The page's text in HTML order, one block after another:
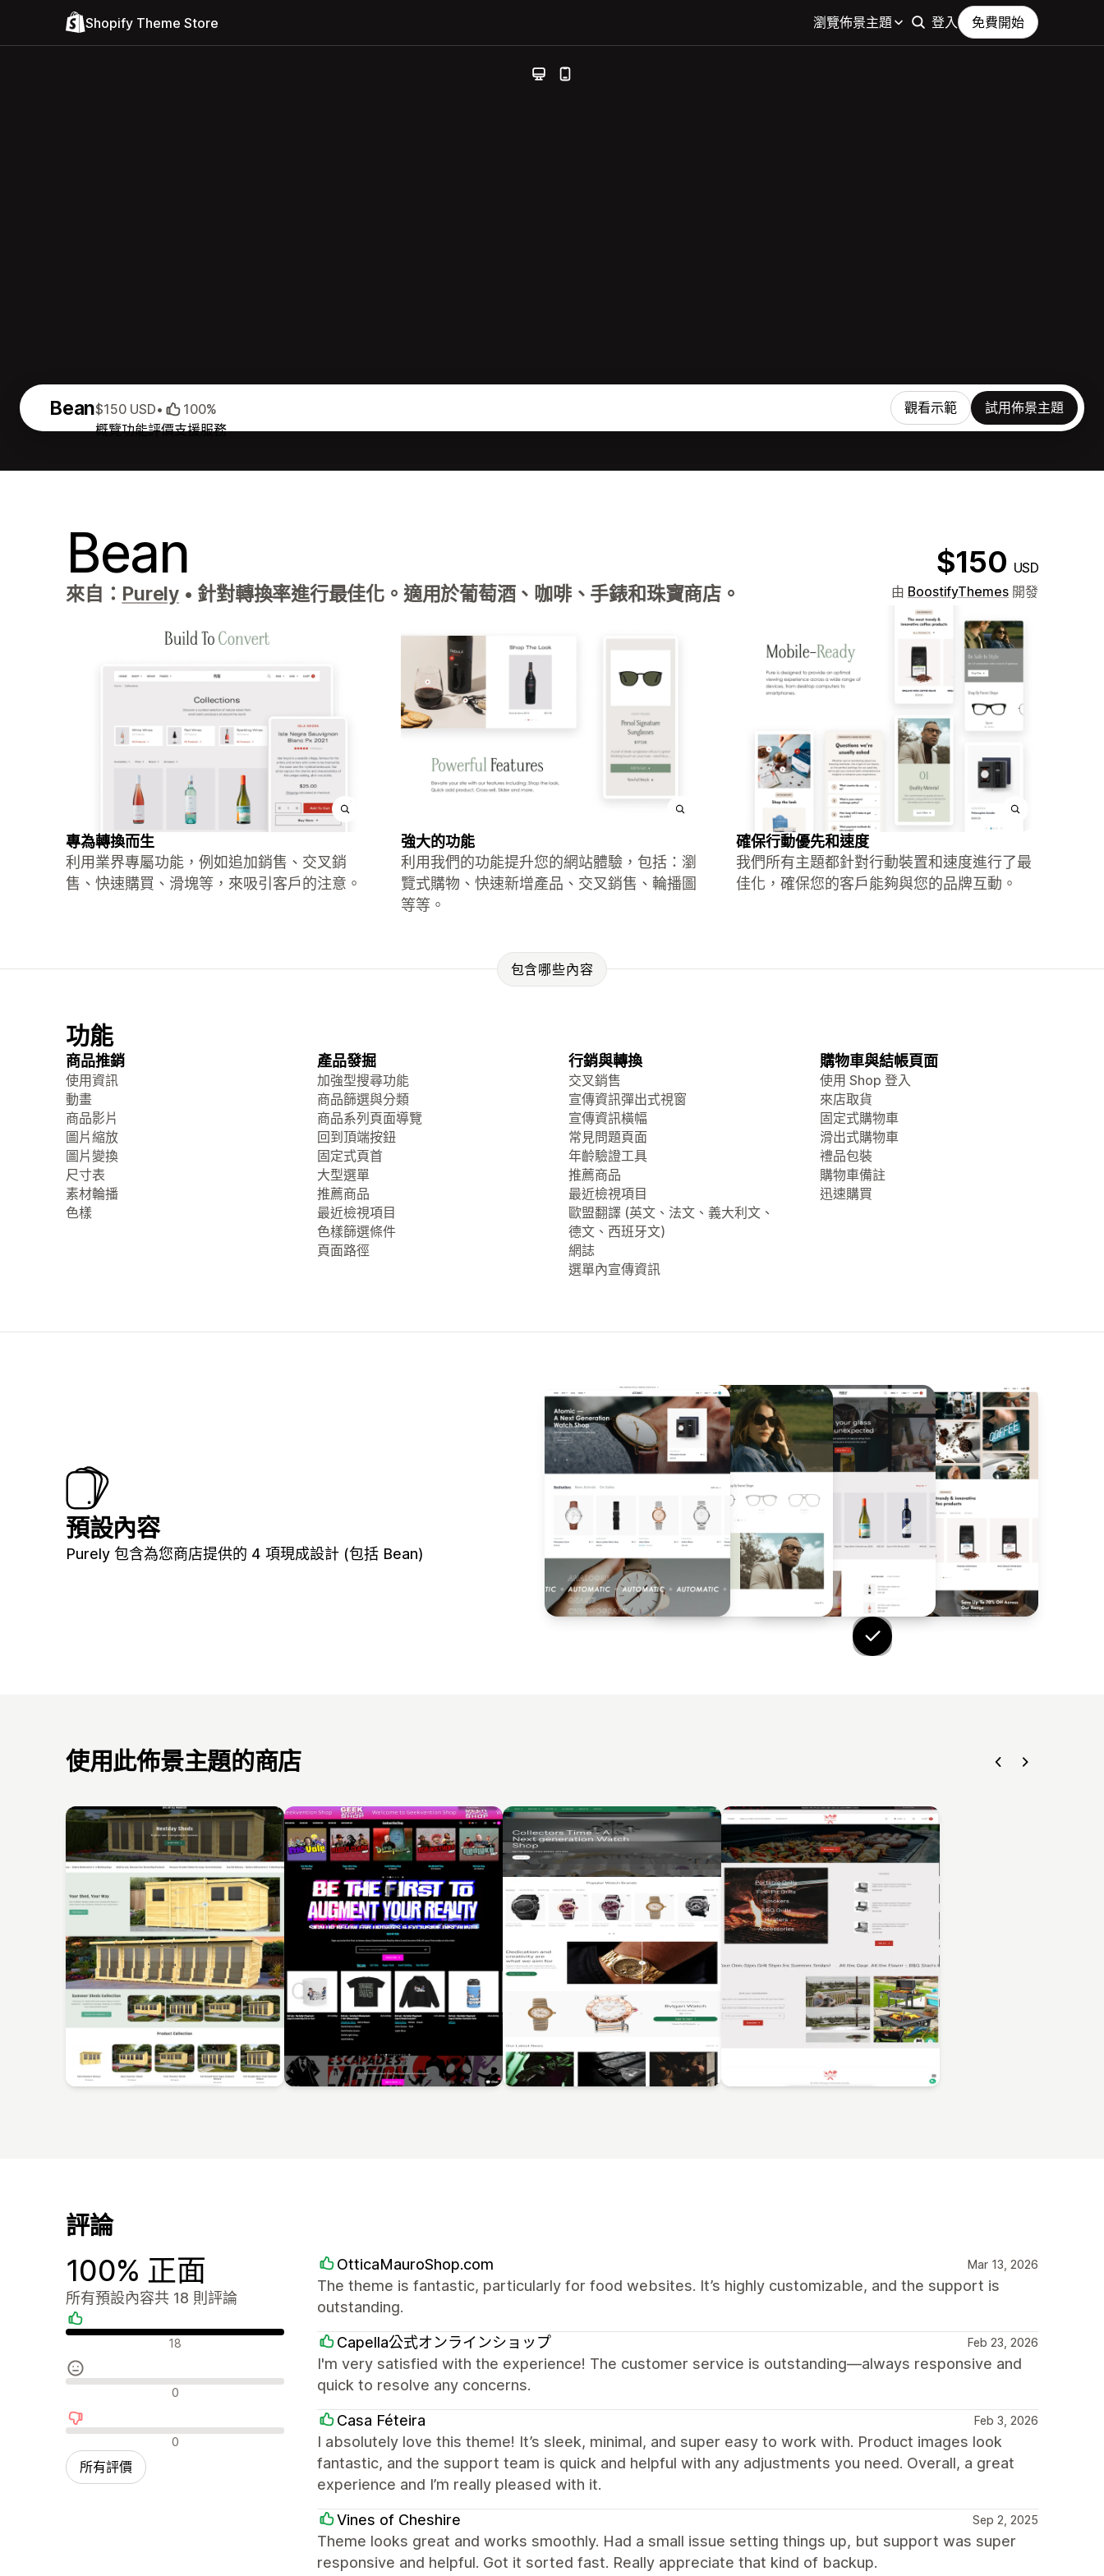
Shopify Theme Store 瀏覽佈景主題 登入 免費開始
Bean
概覽功能評價支援服務
$150 USD• 100% 觀看示範 試用佈景主題
Bean $150 USD
來自： Purely • 針對轉換率進行最佳化。適用於葡萄酒、咖啡、手錶和珠寶商店。 由 BoostifyThemes 開發
專為轉換而生
利用業界專屬功能，例如追加銷售、交叉銷
售、快速購買、滑塊等，來吸引客戶的注意。
強大的功能
利用我們的功能提升您的網站體驗，包括：瀏
覽式購物、快速新增產品、交叉銷售、輪播圖
等等。
確保行動優先和速度
我們所有主題都針對行動裝置和速度進行了最
佳化，確保您的客戶能夠與您的品牌互動。
包含哪些內容
功能
商品推銷
使用資訊
動畫
商品影片
圖片縮放
圖片變換
尺寸表
素材輪播
色樣
產品發掘
加強型搜尋功能
商品篩選與分類
商品系列頁面導覽
回到頂端按鈕
固定式頁首
大型選單
推薦商品
最近檢視項目
色樣篩選條件
頁面路徑
行銷與轉換
交叉銷售
宣傳資訊彈出式視窗
宣傳資訊橫幅
常見問題頁面
年齡驗證工具
推薦商品
最近檢視項目
歐盟翻譯 (英文、法文、義大利文、
德文、西班牙文)
網誌
選單內宣傳資訊
購物車與結帳頁面
使用 Shop 登入
來店取貨
固定式購物車
滑出式購物車
禮品包裝
購物車備註
迅速購買
預設內容
Purely 包含為您商店提供的 4 項現成設計 (包括 Bean)
使用此佈景主題的商店
評論
100% 正面
所有預設內容共 18 則評論
正面評論 18
中立評論 0
負面評論 0
所有評價
OtticaMauroShop.com Mar 13, 2026
The theme is fantastic, particularly for food websites. It’s highly customizable, and the support is
outstanding.
Capella公式オンラインショップ Feb 23, 2026
I'm very satisfied with the experience! The customer service is outstanding—always responsive and
quick to resolve any concerns.
Casa Féteira Feb 3, 2026
I absolutely love this theme! It’s sleek, minimal, and super easy to work with. Product images look
fantastic, and the support team is quick and helpful with any adjustments you need. Overall, a great
experience and I’m really pleased with it.
Vines of Cheshire Sep 2, 2025
Theme looks great and works smoothly. Had a small issue setting things up, but support was super
responsive and helpful. Got it sorted fast. Really appreciate that kind of backup.